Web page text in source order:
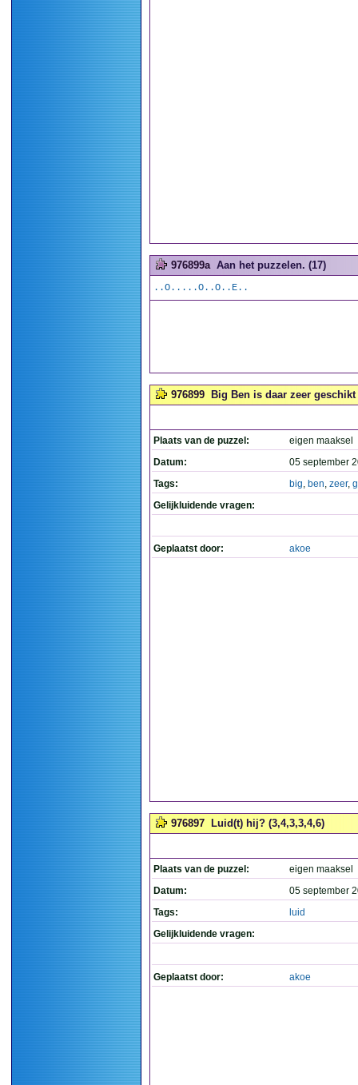
976899a Aan het puzzelen. (17)
..O.....O..O..E..
976899 Big Ben is daar zeer geschikt
Plaats van de puzzel:
eigen maaksel
Datum:
05 september
Tags:
big, ben, zeer,
Gelijkluidende vragen:
Geplaatst door: akoe
976897 Luid(t) hij? (3,4,3,3,4,6)
Plaats van de puzzel:
eigen maaksel
Datum:
05 september
Tags:
luid
Gelijkluidende vragen:
Geplaatst door: akoe